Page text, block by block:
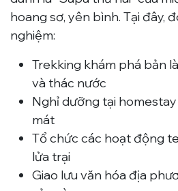
hoang sơ, yên bình. Tại đây,
nghiệm:
Trekking khám phá bản
và thác nước
Nghỉ dưỡng tại
mát
Tổ chức các hoạt động
lửa trại
Giao lưu văn hóa địa